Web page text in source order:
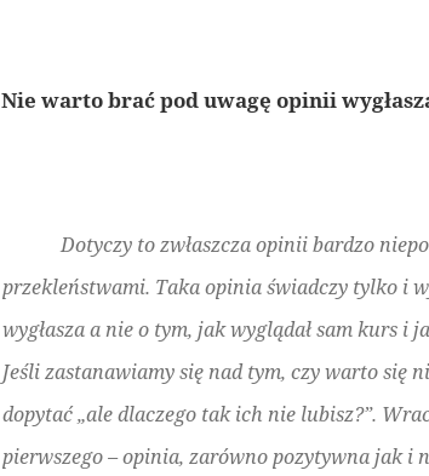
Nie warto brać pod uwagę opinii
Dotyczy to zwłaszcza opinii bardzo
przekleństwami. Taka opinia świadczy tylko i
wygłasza a nie o tym, jak wyglądał sam kurs i
Jeśli zastanawiamy się nad tym, czy warto się
dopytać „ale dlaczego tak ich nie lubisz?”.
pierwszego – opinia, zarówno pozytywna jak i